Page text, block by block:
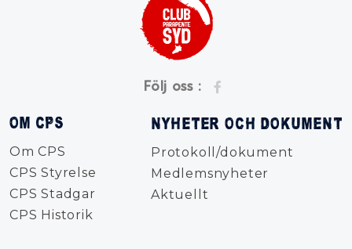
Följ oss :
OM CPS
Om CPS
CPS Styrelse
CPS Stadgar
CPS Historik
NYHETER OCH DOKUMENT
Protokoll/dokument
Medlemsnyheter
Aktuellt